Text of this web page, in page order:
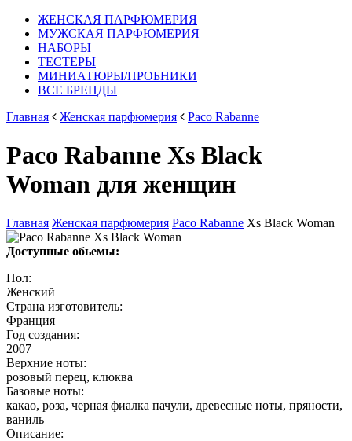
ЖЕНСКАЯ ПАРФЮМЕРИЯ
МУЖСКАЯ ПАРФЮМЕРИЯ
НАБОРЫ
ТЕСТЕРЫ
МИНИАТЮРЫ/ПРОБНИКИ
ВСЕ БРЕНДЫ
Главная
Женская парфюмерия Paco Rabanne
Paco Rabanne Xs Black
Woman для женщин
Главная Женская парфюмерия Paco Rabanne Xs Black Woman
Доступные обьемы:
Пол:
Женский
Страна изготовитель:
Франция
Год создания:
2007
Верхние ноты:
розовый перец, клюква
Базовые ноты:
какао, роза, черная фиалка пачули, древесные ноты, пряности,
ваниль
Описание: